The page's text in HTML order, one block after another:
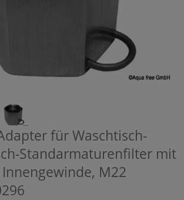
für Waschtisch-
Standarmaturenfilter mit
M22